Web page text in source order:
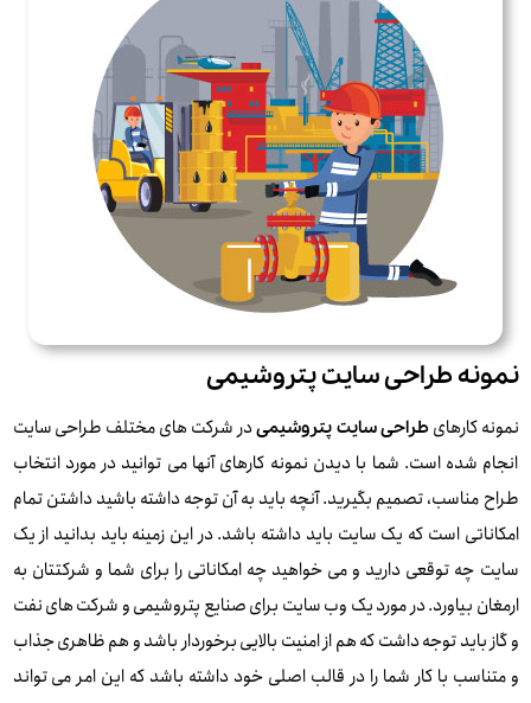
نمونه‌ طراحی سایت پتروشیمی
نمونه کارهایطراحی سایت پتروشیمیدر شرکت های مختلف طراحی سایت
انجام شده است. شما با دیدن نمونه کارهای آنها می توانید در مورد انتخاب
طراح مناسب، تصمیم بگیرید. آنچه باید به آن توجه داشته باشید داشتن تمام
امکاناتی است که یک سایت باید داشته باشد. در این زمینه باید بدانید از یک
سایت چه توقعی دارید و می خواهید چه امکاناتی را برای شما و شرکتتان به
ارمغان بیاورد. در مورد یک وب سایت برای صنایع پتروشیمی و شرکت های نفت
و گاز باید توجه داشت که هم از امنیت بالایی برخوردار باشد و هم ظاهری جذاب
و متناسب با کار شما را در قالب اصلی خود داشته باشد که این امر می تواند